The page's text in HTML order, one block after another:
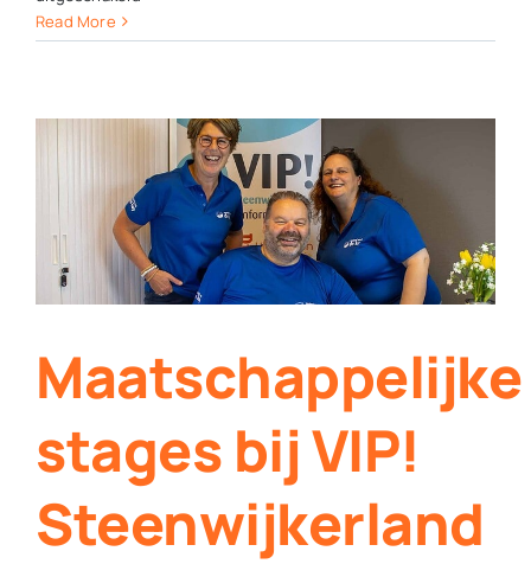
‘betekenisvol,
vooral
Read More
Maatschappelijke
stages bij VIP!
Steenwijkerland